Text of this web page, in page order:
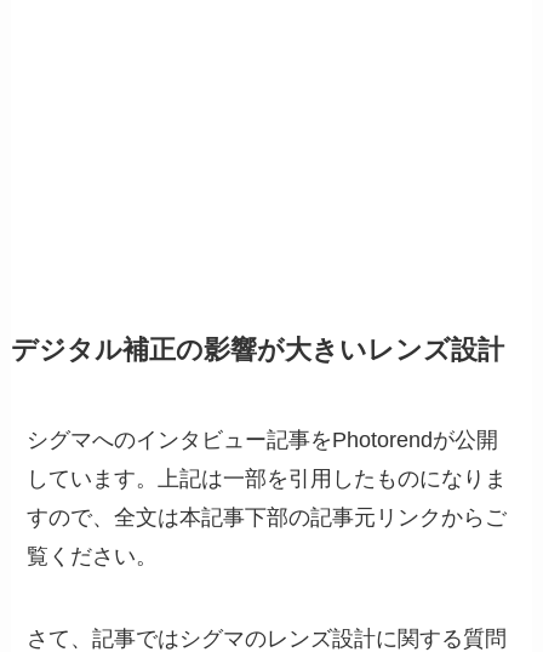
デジタル補正の影響が大きいレンズ設計
シグマへのインタビュー記事をPhotorendが公開
しています。上記は一部を引用したものになりま
すので、全文は本記事下部の記事元リンクからご
覧ください。
さて、記事ではシグマのレンズ設計に関する質問